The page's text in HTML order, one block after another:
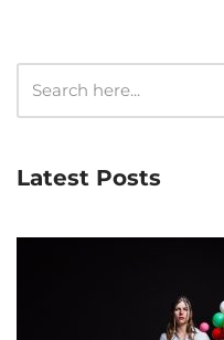
Latest Posts